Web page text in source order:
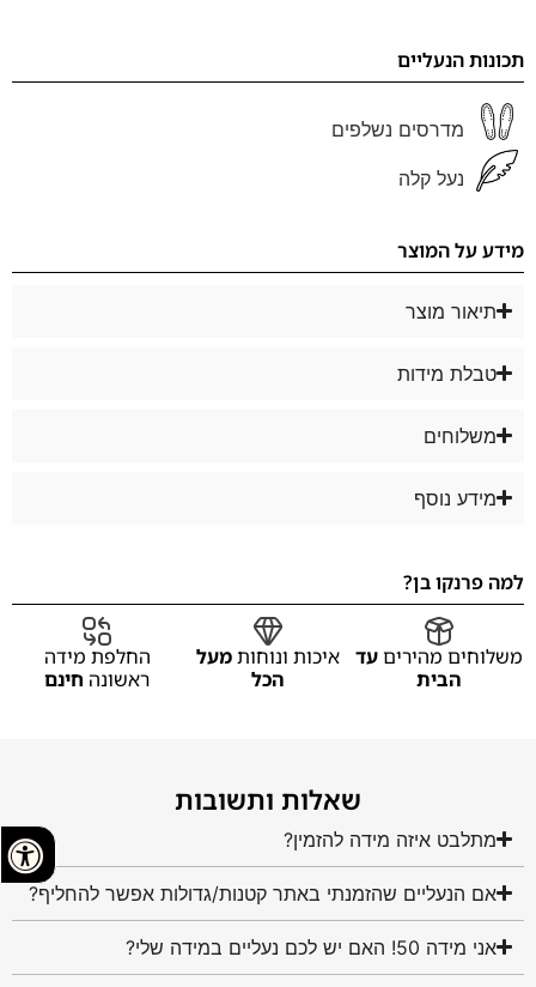
תכונות הנעליים
מדרסים נשלפים
נעל קלה
מידע על המוצר
תיאור מוצר
טבלת מידות
משלוחים
מידע נוסף
למה פרנקו בן?
משלוחים מהיריםעד
הבית
איכות ונוחותמעל
הכל
החלפת מידה
ראשונה חינם
שאלות ותשובות
מתלבט איזה מידה להזמין?
אם הנעליים שהזמנתי באתר קטנות/גדולות אפשר להחליף?
אני מידה 50! האם יש לכם נעליים במידה שלי?